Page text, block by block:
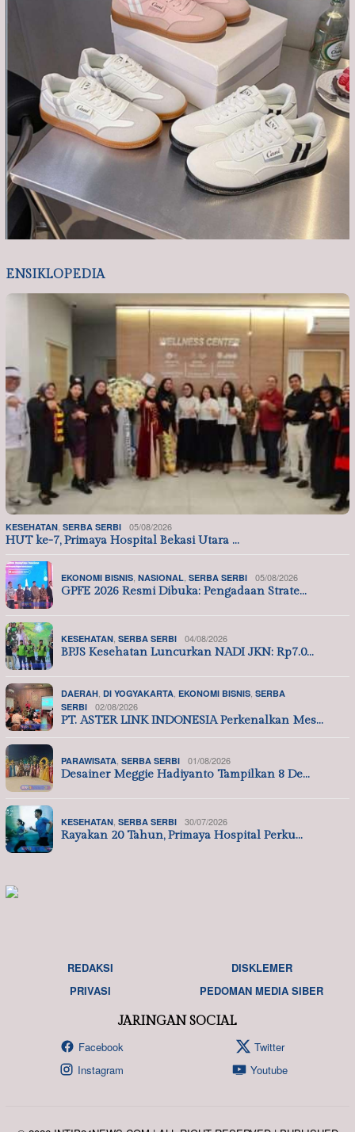
ENSIKLOPEDIA
KESEHATAN SERBA SERBI 05/08/2026
HUT ke-7, Primaya Hospital Bekasi Utara …
EKONOMI BISNIS NASIONAL SERBA SERBI 05/08/2026
GPFE 2026 Resmi Dibuka: Pengadaan Strate…
KESEHATAN SERBA SERBI 04/08/2026
BPJS Kesehatan Luncurkan NADI JKN: Rp7.0…
DAERAH DI YOGYAKARTA EKONOMI BISNIS SERBA
SERBI
02/08/2026
PT. ASTER LINK INDONESIA Perkenalkan Mes…
PARAWISATA SERBA SERBI 01/08/2026
Desainer Meggie Hadiyanto Tampilkan 8 De…
KESEHATAN SERBA SERBI 30/07/2026
Rayakan 20 Tahun, Primaya Hospital Perku…
REDAKSI
DISKLEMER
PRIVASI
PEDOMAN MEDIA SIBER
JARINGAN SOCIAL
Facebook
Twitter
Instagram
Youtube